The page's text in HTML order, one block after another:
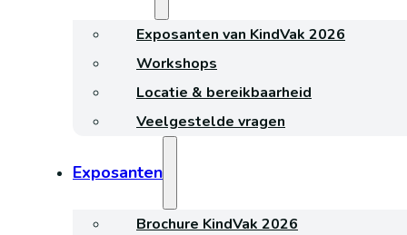
Exposanten van KindVak 2026
Workshops
Locatie & bereikbaarheid
Veelgestelde vragen
Exposanten
Brochure KindVak 2026